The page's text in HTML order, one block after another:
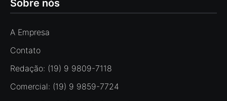
Sobre nós
A Empresa
Contato
Redação: (19) 9 9809-7118
Comercial: (19) 9 9859-7724